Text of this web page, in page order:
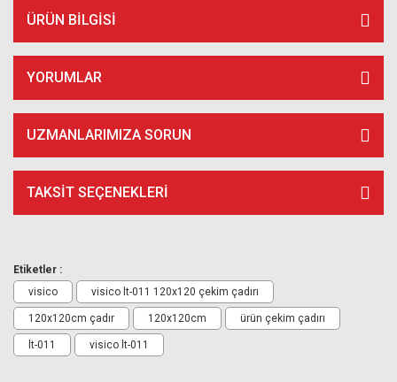
ÜRÜN BILGISI
YORUMLAR
UZMANLARIMIZA SORUN
TAKSIT SEÇENEKLERI
Etiketler :
visico
visico lt-011 120x120 çekim çadırı
120x120cm çadır 120x120cm ürün çekim çadırı
lt-011 visico lt-011